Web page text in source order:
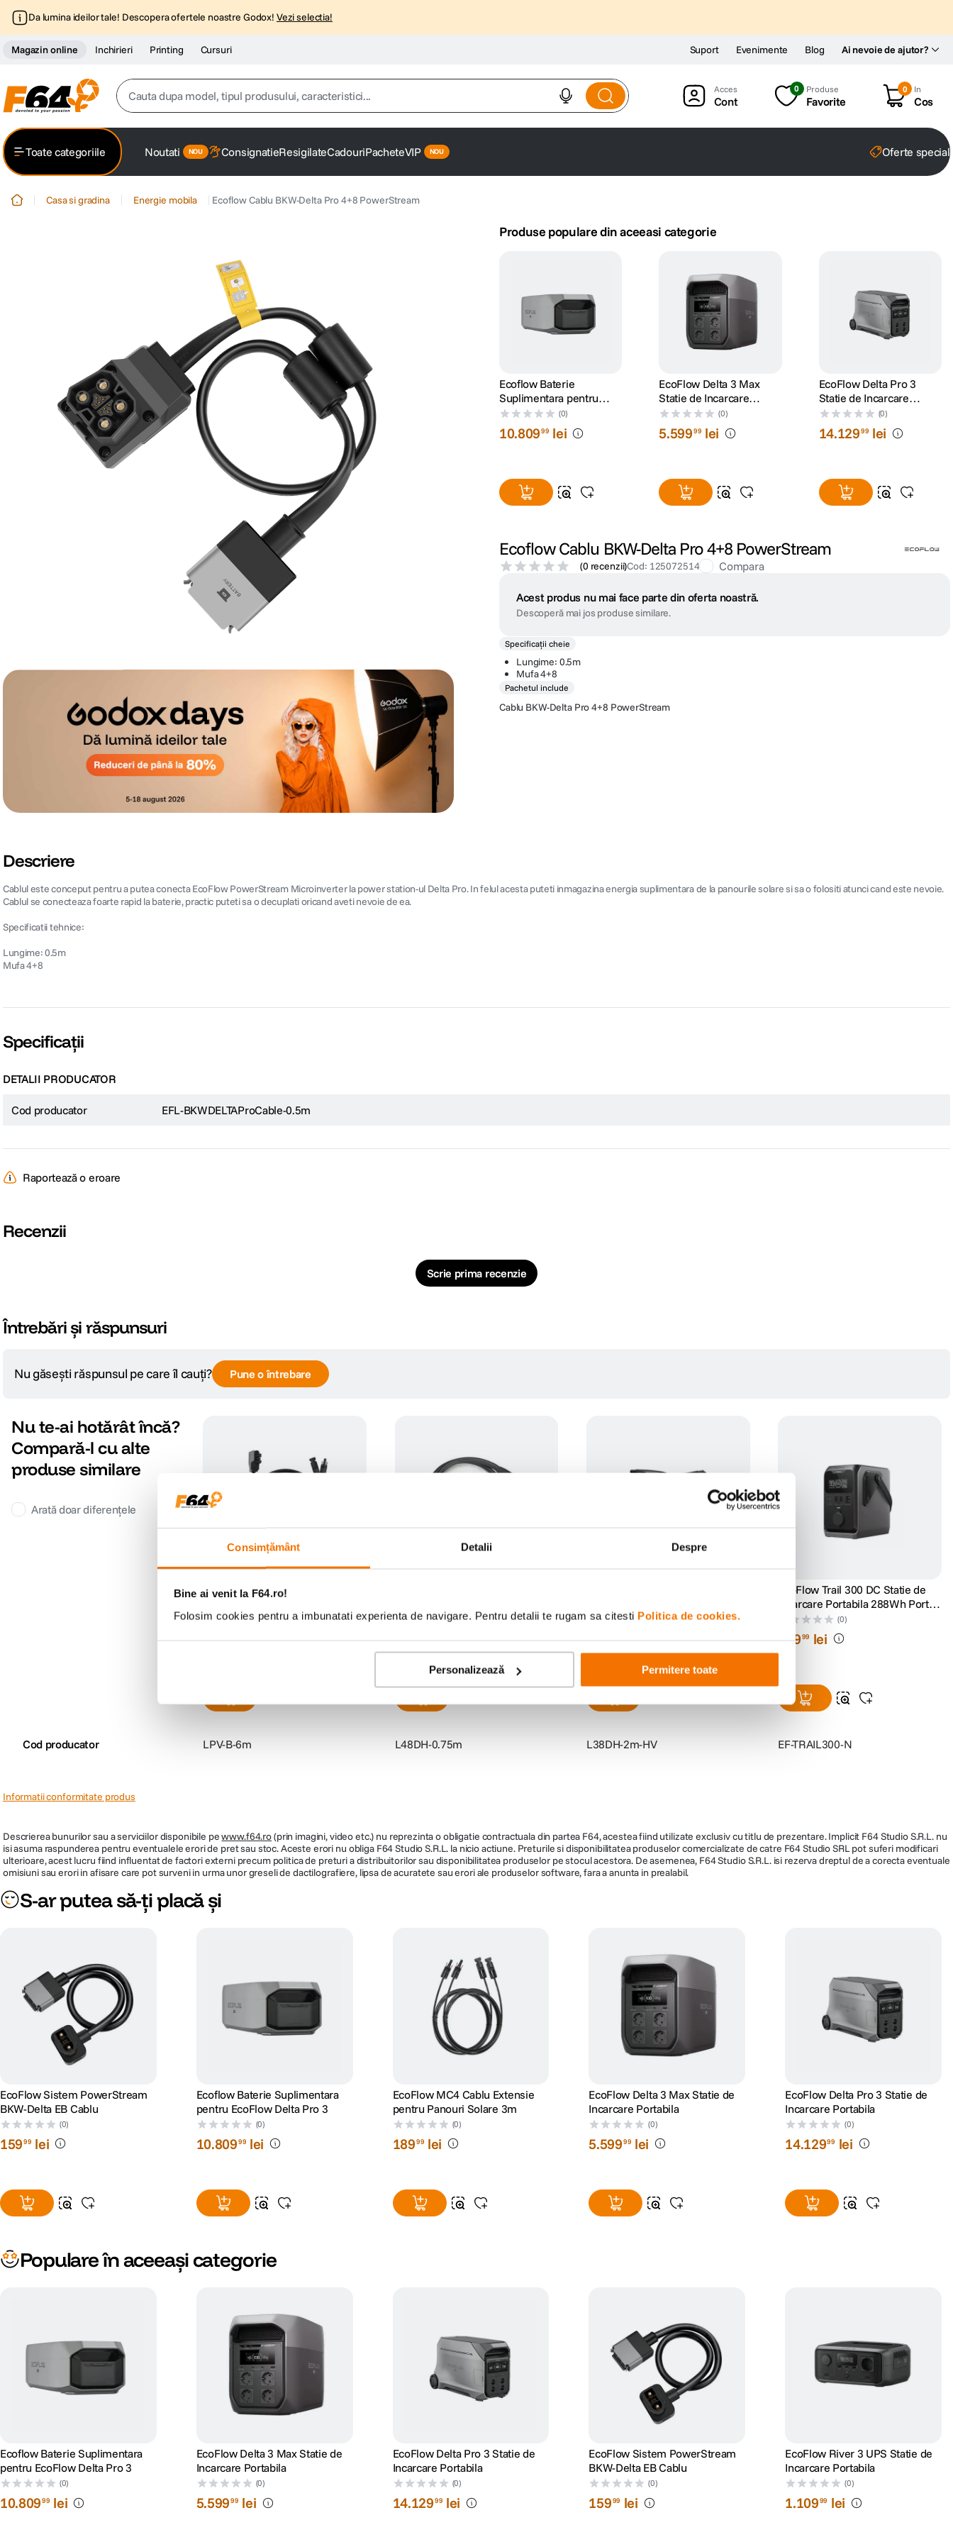
Consimțământ Detalii Despre
Bine ai venit la F64.ro!
Folosim cookies pentru a imbunatati experienta de navigare. Pentru detalii te rugam sa citesti Politica de cookies.
Personalizează Permitere toate
Da lumina ideilor tale! Descopera ofertele noastre Godox! Vezi selectia!
Magazin online Inchirieri Printing Cursuri Ai nevoie de ajutor?
Suport Evenimente Blog
Cauta dupa model, tipul produsului, caracteristici...
2. trepied
peak design
canon sx740 hs
. lavaliera
sony fx
8. card memorie
9 dji mic mini
Cont
0 Produse
Favorite
0 In
Cos
Toate categoriile Noutati ConsignatieResigilateCadouriPacheteVIP Oferte
Casa si gradina Energie mobila Ecoflow Cablu BKW-Delta Pro 4+8 PowerStream
Produse populare din aceeasi categorie
Ecoflow Baterie
Suplimentara pentru
EcoFlow Delta Pro 3
(0)
10.80999 lei
EcoFlow Delta 3 Max
Statie de Incarcare
Portabila
(0)
5.59999 lei
EcoFlow Delta Pro 3
Statie de Incarcare
Portabila
(0)
14.12999 lei
Ecoflow Cablu BKW-Delta Pro 4+8 PowerStream
(0 recenzii)Cod: 125072514 Compara
Acest produs nu mai face parte din oferta noastră.
Descoperă mai jos produse similare.
Specificații cheie
Lungime: 0.5m
Mufa 4+8
Pachetul include
Cablu BKW-Delta Pro 4+8 PowerStream
Descriere
Cablul este conceput pentru a putea conecta EcoFlow PowerStream Microinverter la power station-ul Delta Pro. In felul acesta puteti inmagazina energia suplimentara de la panourile solare si sa o folositi atunci cand este nevoie.
Cablul se conecteaza foarte rapid la baterie, practic puteti sa o decuplati oricand aveti nevoie de ea.
Specificatii tehnice:
Lungime: 0.5m
Mufa 4+8
Specificații
DETALII PRODUCATOR
Cod producator EFL-BKWDELTAProCable-0.5m
Raportează o eroare
Recenzii
Scrie prima recenzie
Întrebări și răspunsuri
Nu găsești răspunsul pe care îl cauți? Pune o întrebare
Nu te-ai hotărât încă?
Compară-l cu alte
produse similare
Arată doar diferențele
Ecoflow Cablu Incarcare Power
(0)
359 lei
(0)
419 lei
(0)
319 lei
EcoFlow Trail 300 DC Statie de
Incarcare Portabila 288Wh Port
Solar si Auto(0)
78999 lei
Cod producator LPV-B-6m L48DH-0.75m L38DH-2m-HV EF-TRAIL300-N
Informatii conformitate produs
Descrierea bunurilor sau a serviciilor disponibile pewww.f64.ro(prin imagini, video etc.) nu reprezinta o obligatie contractuala din partea F64, acestea fiind utilizate exclusiv cu titlu de prezentare. Implicit F64 Studio S.R.L. nu
isi asuma raspunderea pentru eventualele erori de pret sau stoc. Aceste erori nu obliga F64 Studio S.R.L. la nicio actiune. Preturile si disponibilitatea produselor comercializate de catre F64 Studio SRL pot suferi modificari
ulterioare, acest lucru fiind influentat de factori externi precum politica de preturi a distribuitorilor sau disponibilitatea produselor pe stocul acestora. De asemenea, F64 Studio S.R.L. isi rezerva dreptul de a corecta eventuale
omisiuni sau erori in afisare care pot surveni in urma unor greseli de dactilografiere, lipsa de acuratete sau erori ale produselor software, fara a anunta in prealabil.
S-ar putea să-ți placă și
EcoFlow Sistem PowerStream
BKW-Delta EB Cablu
(0)
15999 lei
Ecoflow Baterie Suplimentara
pentru EcoFlow Delta Pro 3
(0)
10.80999 lei
EcoFlow MC4 Cablu Extensie
pentru Panouri Solare 3m
(0)
18999 lei
EcoFlow Delta 3 Max Statie de
Incarcare Portabila
(0)
5.59999 lei
EcoFlow Delta Pro 3 Statie de
Incarcare Portabila
(0)
14.12999 lei
Populare în aceeași categorie
Ecoflow Baterie Suplimentara
pentru EcoFlow Delta Pro 3
(0)
10.80999 lei
EcoFlow Delta 3 Max Statie de
Incarcare Portabila
(0)
5.59999 lei
EcoFlow Delta Pro 3 Statie de
Incarcare Portabila
(0)
14.12999 lei
EcoFlow Sistem PowerStream
BKW-Delta EB Cablu
(0)
15999 lei
EcoFlow River 3 UPS Statie de
Incarcare Portabila
(0)
1.10999 lei